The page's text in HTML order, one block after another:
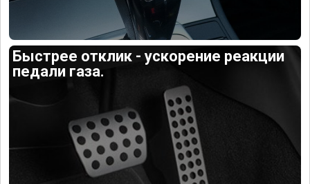
Быстрее отклик - ускорение реакции
педали газа.